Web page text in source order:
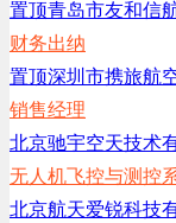
王先生
3年 其它
护士，急诊护士，
代先生
7年 初中
a2驾驶员
李先生 15年 高中
数控车工，装配钳
置顶青岛市友和信
财务出纳
置顶深圳市携旅航
销售经理
北京驰宇空天技术
无人机飞控与测控
北京航天爱锐科技